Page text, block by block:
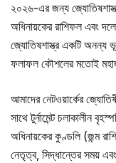
২০২৬-এর জন্য
অধিনায়কের রাশিফল এবং
জ্যোতিষশাস্ত্র একটি অনন্য
ফলাফল কৌশলের মতোই
আমাদের নেটওয়ার্কের
সাথে টুর্নামেন্ট চলাকালীন
অধিনায়কের কুণ্ডলি (জন্ম
নেতৃত্ব, সিদ্ধান্তের সময় এবং